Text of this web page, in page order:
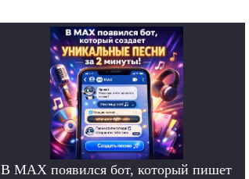
В MAX появился бот, который пишет